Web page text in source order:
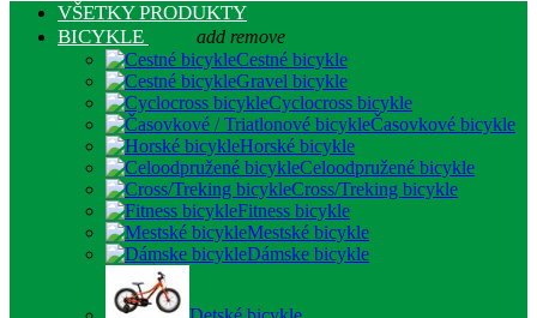
VŠETKY PRODUKTY
BICYKLE
add remove
Cestné bicykle
Gravel bicykle
Cyclocross bicykle
Časovkové bicykle
Horské bicykle
Celoodpružené bicykle
Cross/Treking bicykle
Fitness bicykle
Mestské bicykle
Dámske bicykle